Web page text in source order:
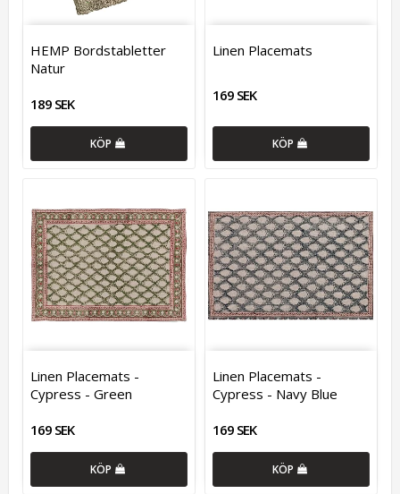
HEMP Bordstabletter
Natur
189 SEK
KÖP
Linen Placemats
169 SEK
KÖP
Linen Placemats -
Cypress - Green
169 SEK
KÖP
Linen Placemats -
Cypress - Navy Blue
169 SEK
KÖP